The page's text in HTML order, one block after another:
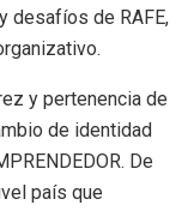
desafíos de RAFE,
y pertenencia de
de identidad
De
país que